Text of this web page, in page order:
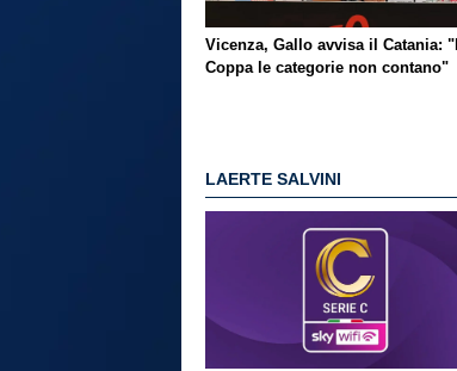
Vicenza, Gallo avvisa il Catania:
Coppa le categorie non contano"
LAERTE SALVINI